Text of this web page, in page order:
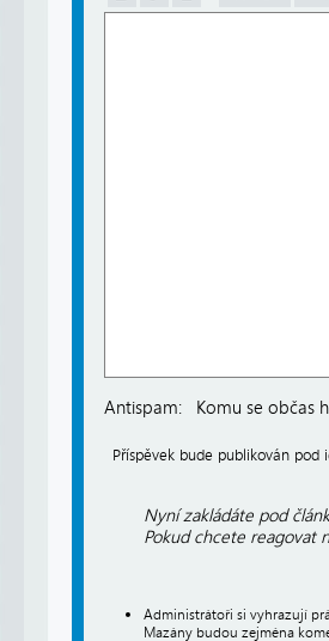
Antispam: Komu se občas
Příspěvek bude publikován
Nyní zakládáte pod
Pokud chcete reagovat
Administrátoři si vyhrazují
Mazány budou zejména